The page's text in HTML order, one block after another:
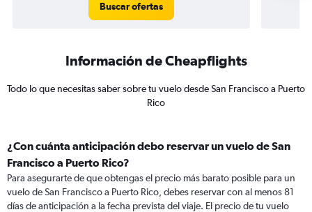
Buscar ofertas
Información de Cheapflights
Todo lo que necesitas saber sobre tu vuelo desde San Francisco a Puerto
Rico
¿Con cuánta anticipación debo reservar un vuelo de San
Francisco a Puerto Rico?
Para asegurarte de que obtengas el precio más barato posible para un
vuelo de San Francisco a Puerto Rico, debes reservar con al menos 81
días de anticipación a la fecha prevista del viaje. El precio de tu vuelo